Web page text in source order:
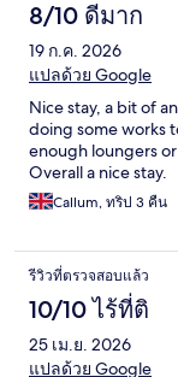
8/10 ดีมาก
19 ก.ค. 2026
แปลด้วย Google
Nice stay, a bit of
doing some works
enough loungers
Overall a nice stay.
Callum, ทริป 3 คืน
รีวิวที่ตรวจสอบแล้ว
10/10 ไร้ที่ติ
25 เม.ย. 2026
แปลด้วย Google